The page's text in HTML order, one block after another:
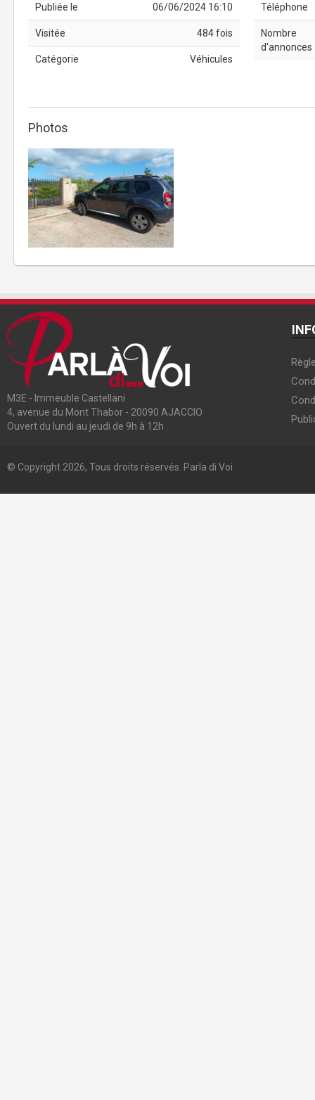
Publiée le 06/06/2024 16:10
Visitée 484 fois
Catégorie Véhicules
Téléphone
Nombre
d'annonces
Photos
M3E - Immeuble Castellani
4, avenue du Mont Thabor - 20090 AJACCIO
Ouvert du lundi au jeudi de 9h à 12h
© Copyright 2026, Tous droits réservés. Parla di Voi